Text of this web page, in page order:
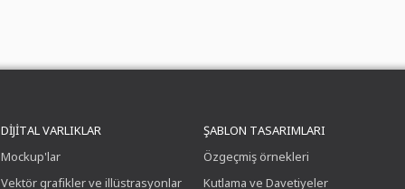
DIJITAL VARLIKLAR
Mockup'lar
Vektör grafikler ve illüstrasyonlar
ŞABLON TASARIMLARI
Özgeçmiş örnekleri
Kutlama ve Davetiyeler